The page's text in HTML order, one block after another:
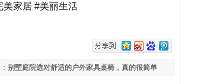
美家居 #美丽生活
别墅庭院选对舒适的户外家具桌椅，真的很简单